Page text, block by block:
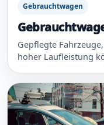
Gebrauchtwagen
Gepflegte
hoher Laufleistung